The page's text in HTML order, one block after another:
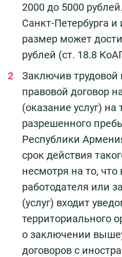
2000 до 5000
Санкт-Петербурга и
размер может
рублей (ст. 18.8
Заключив трудовой
правовой договор
(оказание услуг)
разрешенного
Республики
срок действия
несмотря на то, что
работодателя или
(услуг) входит
территориального
о заключении
договоров с